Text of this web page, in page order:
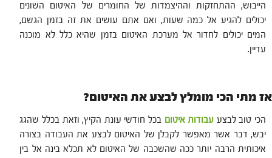
הייבוש, ההתחזקות וההיצמדות של החומרים של האיטום השונים
יכולים להגיע אל כמה שעות, ואם אתם עושים את זה בזמן הגשם,
המים יכולים לחדור אל מערכת האיטום בזמן שהיא כלל לא מוכנה
עדיין.
אז מתי הכי מומלץ לבצע את האיטום?
הכי טוב לבצע עבודות איטום בכל חודשי עונת הקיץ, וזאת בכלל שהגג
יבש, דבר אשר מאפשר לקבלן של האיטום לבצע את העבודה בצורה
איכותית הרבה יותר ככה שהשכבה של האיטום לא תכלא בינה אל בין